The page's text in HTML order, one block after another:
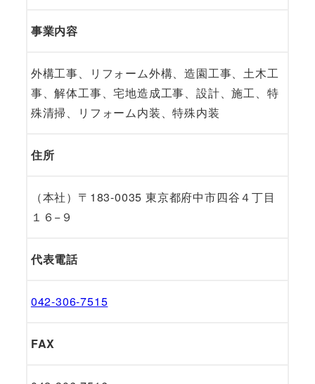
事業内容
外構工事、リフォーム外構、造園工事、土木工
事、解体工事、宅地造成工事、設計、施工、特
殊清掃、リフォーム内装、特殊内装
住所
（本社）〒183-0035 東京都府中市四谷４丁目
１６−９
代表電話
042-306-7515
FAX